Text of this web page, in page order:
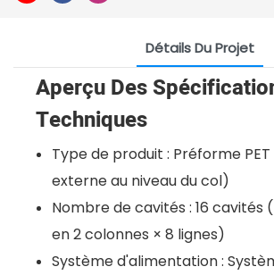
Détails Du Projet
Aperçu Des
Techniques
Type de produit : Préforme
externe au niveau du col)
Nombre de cavités : 16 cavités
en 2 colonnes × 8 lignes)
Système d'alimentation :